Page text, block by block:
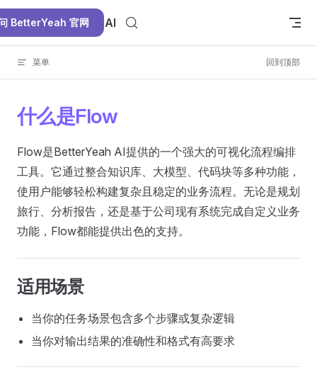
Skip to content
BetterYeah AI
BetterYeah 官网
菜单 回到顶部
什么是Flow
Flow是BetterYeah AI提供的一个强大的可视化流程编排
工具。它通过整合知识库、大模型、代码块等多种功能，
使用户能够轻松构建复杂且稳定的业务流程。无论是规划
旅行、分析报告，还是基于公司现有系统完成自定义业务
功能，Flow都能提供出色的支持。
适用场景
当你的任务场景包含多个步骤或复杂逻辑
当你对输出结果的准确性和格式有高要求